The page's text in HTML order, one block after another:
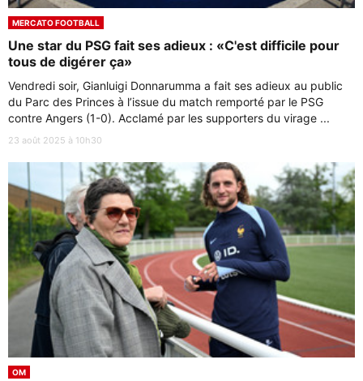
MERCATO FOOTBALL
Une star du PSG fait ses adieux : «C'est difficile pour
tous de digérer ça»
Vendredi soir, Gianluigi Donnarumma a fait ses adieux au public
du Parc des Princes à l’issue du match remporté par le PSG
contre Angers (1-0). Acclamé par les supporters du virage ...
23 août 2025 à 10h30
OM